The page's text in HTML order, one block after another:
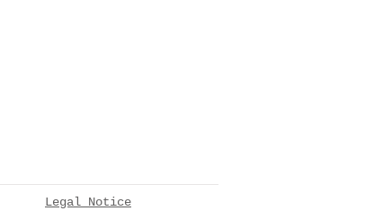
Legal Notice